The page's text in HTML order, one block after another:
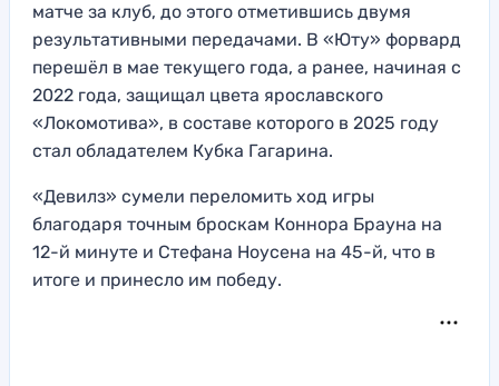
матче за клуб, до этого отметившись двумя
результативными передачами. В «Юту» форвард
перешёл в мае текущего года, а ранее, начиная с
2022 года, защищал цвета ярославского
«Локомотива», в составе которого в 2025 году
стал обладателем Кубка Гагарина.
«Девилз» сумели переломить ход игры
благодаря точным броскам Коннора Брауна на
12-й минуте и Стефана Ноусена на 45-й, что в
итоге и принесло им победу.